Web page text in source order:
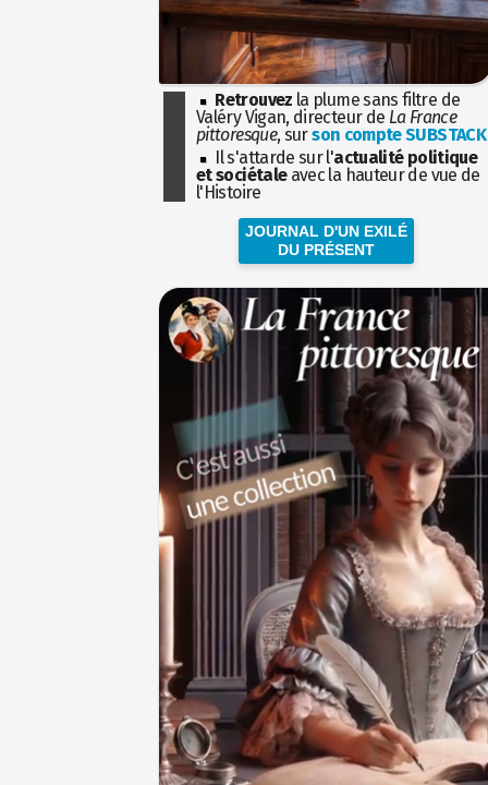
Retrouvez la plume sans filtre de
Valéry Vigan, directeur de La France
pittoresque, surson compte SUBSTACK
Il s'attarde sur l'actualité politique
et sociétaleavec la hauteur de vue de
l'Histoire
JOURNAL D'UN EXILÉ
DU PRÉSENT